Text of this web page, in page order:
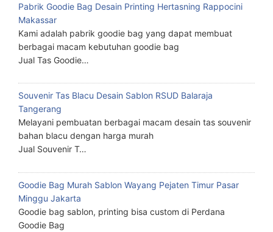
Pabrik Goodie Bag Desain Printing Hertasning Rappocini
Makassar
Kami adalah pabrik goodie bag yang dapat membuat
berbagai macam kebutuhan goodie bag
Jual Tas Goodie…
Souvenir Tas Blacu Desain Sablon RSUD Balaraja
Tangerang
Melayani pembuatan berbagai macam desain tas souvenir
bahan blacu dengan harga murah
Jual Souvenir T…
Goodie Bag Murah Sablon Wayang Pejaten Timur Pasar
Minggu Jakarta
Goodie bag sablon, printing bisa custom di Perdana
Goodie Bag